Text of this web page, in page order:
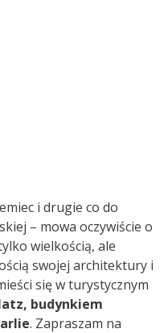
i drugie co do
– mowa oczywiście o
wielkością, ale
swojej architektury i
się w turystycznym
budynkiem
. Zapraszam na